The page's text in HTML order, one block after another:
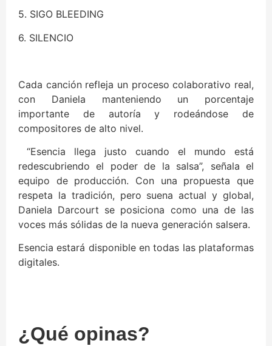
5.⁠ ⁠⁠SIGO BLEEDING
6.⁠ ⁠⁠SILENCIO
Cada canción refleja un proceso colaborativo real,
con Daniela manteniendo un porcentaje
importante de autoría y rodeándose de
compositores de alto nivel.
“Esencia llega justo cuando el mundo está
redescubriendo el poder de la salsa”, señala el
equipo de producción. Con una propuesta que
respeta la tradición, pero suena actual y global,
Daniela Darcourt se posiciona como una de las
voces más sólidas de la nueva generación salsera.
Esencia estará disponible en todas las plataformas
digitales.
¿Qué opinas?